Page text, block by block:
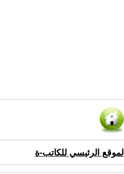
الموقع الرئيسي للكاتب-ة